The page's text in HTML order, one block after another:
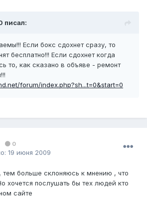
писал:
Если бокс сдохнет сразу, то
бесплатно!!! Если сдохнет когда
то, как сказано в объяве - ремонт
forum/index.php?sh...t=0&start=0
0
19 июня 2009
тем больше склоняюсь к мнению , что
хочется послушать бы тех людей кто
сайте